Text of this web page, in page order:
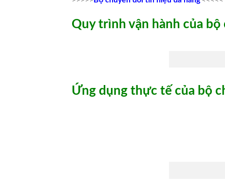
Quy trình vận hành của
Ứng dụng thực tế của bộ